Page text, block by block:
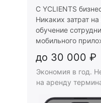
до 30 000 ₽
Экономия в год.
на аренду
С YCLIENTS
Никаких затрат
обучение
мобильного